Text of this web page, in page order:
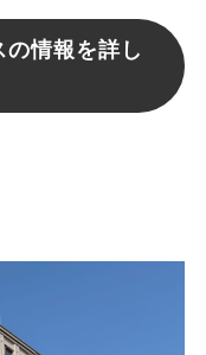
情報を詳し